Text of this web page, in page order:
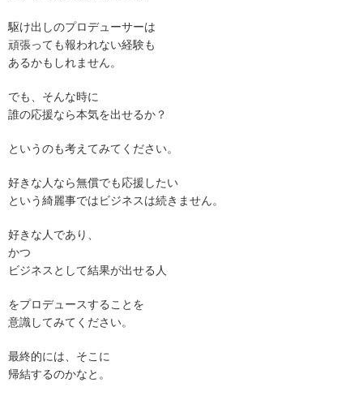
駆け出しのプロデューサーは
頑張っても報われない経験も
あるかもしれません。
でも、そんな時に
誰の応援なら本気を出せるか？
というのも考えてみてください。
好きな人なら無償でも応援したい
という綺麗事ではビジネスは続きません。
好きな人であり、
かつ
ビジネスとして結果が出せる人
をプロデュースすることを
意識してみてください。
最終的には、そこに
帰結するのかなと。